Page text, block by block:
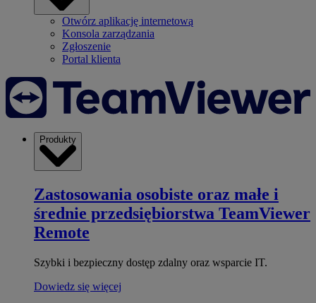
Otwórz aplikację internetową
Konsola zarządzania
Zgłoszenie
Portal klienta
Produkty
Zastosowania osobiste oraz małe i
średnie przedsiębiorstwa TeamViewer
Remote
Szybki i bezpieczny dostęp zdalny oraz wsparcie IT.
Dowiedz się więcej